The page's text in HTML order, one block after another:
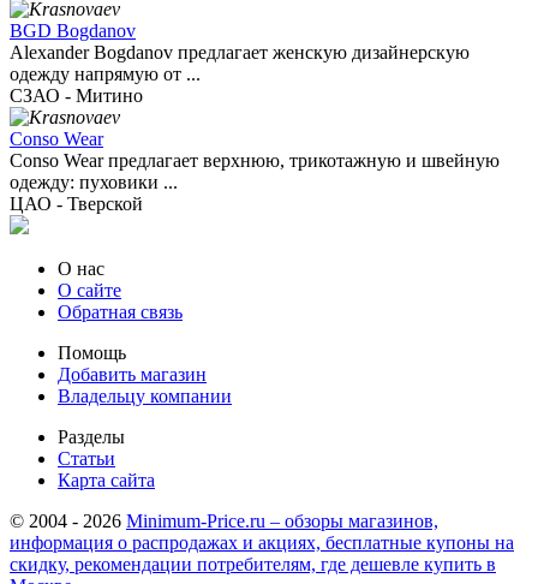
BGD Bogdanov
Alexander Bogdanov предлагает женскую дизайнерскую
одежду напрямую от ...
СЗАО - Митино
Conso Wear
Conso Wear предлагает верхнюю, трикотажную и швейную
одежду: пуховики ...
ЦАО - Тверской
О нас
О сайте
Обратная связь
Помощь
Добавить магазин
Владельцу компании
Разделы
Статьи
Карта сайта
© 2004 - 2026 Minimum-Price.ru – обзоры магазинов,
информация о распродажах и акциях, бесплатные купоны на
скидку, рекомендации потребителям, где дешевле купить в